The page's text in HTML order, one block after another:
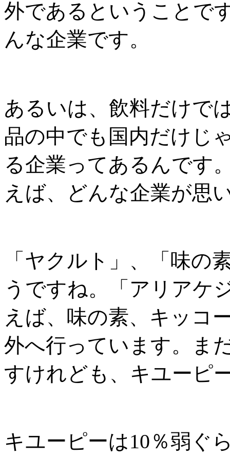
外であるということで
んな企業です。
あるいは、飲料だけで
品の中でも国内だけじ
る企業ってあるんです
えば、どんな企業が思
「ヤクルト」、「味の
うですね。「アリアケ
えば、味の素、キッコ
外へ行っています。ま
すけれども、キユーピ
キユーピーは10％弱ぐ